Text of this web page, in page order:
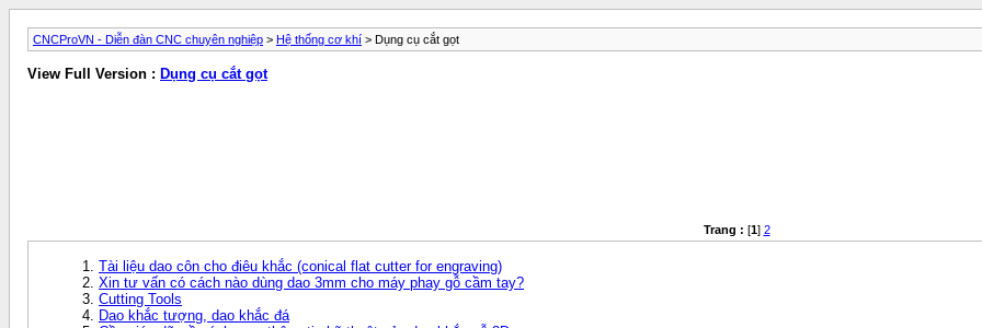
CNCProVN - Diễn đàn CNC chuyên nghiệp > Hệ thống cơ khí > Dụng cụ cắt gọt
View Full Version : Dụng cụ cắt gọt
Trang : [1] 2
Tài liệu dao côn cho điêu khắc (conical flat cutter for engraving)
Xin tư vấn có cách nào dùng dao 3mm cho máy phay gỗ cầm tay?
Cutting Tools
Dao khắc tượng, dao khắc đá